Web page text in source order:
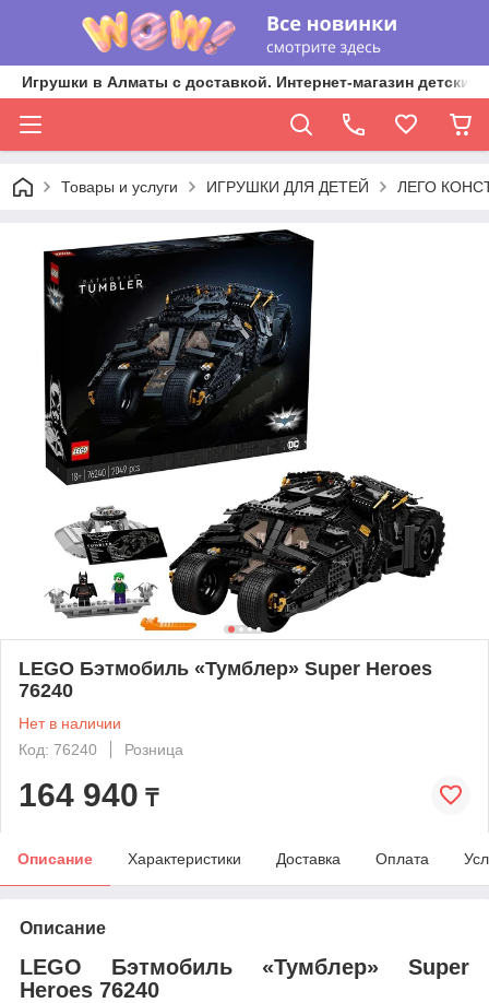
Игрушки в Алматы с доставкой. Интернет-магазин
Товары и услуги ИГРУШКИ ДЛЯ ДЕТЕЙ ЛЕГО
LEGO Бэтмобиль «Тумблер» Super Heroes
76240
Нет в наличии
Код: 76240
Розница
164 940 ₸
Описание Характеристики Доставка Оплата
Описание
LEGO Бэтмобиль «Тумблер» Super
Heroes 76240